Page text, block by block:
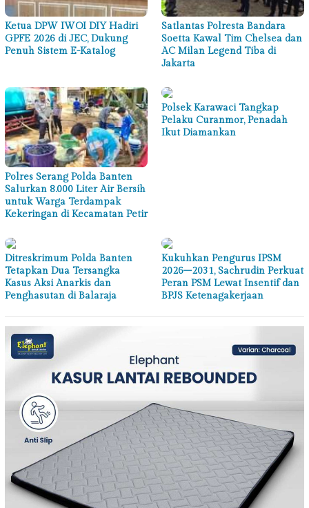
Ketua DPW IWOI DIY Hadiri
GPFE 2026 di JEC, Dukung
Penuh Sistem E-Katalog
Satlantas Polresta Bandara
Soetta Kawal Tim Chelsea dan
AC Milan Legend Tiba di
Jakarta
Polres Serang Polda Banten
Salurkan 8.000 Liter Air Bersih
untuk Warga Terdampak
Kekeringan di Kecamatan Petir
Polsek Karawaci Tangkap
Pelaku Curanmor, Penadah
Ikut Diamankan
Ditreskrimum Polda Banten
Tetapkan Dua Tersangka
Kasus Aksi Anarkis dan
Penghasutan di Balaraja
Kukuhkan Pengurus IPSM
2026–2031, Sachrudin Perkuat
Peran PSM Lewat Insentif dan
BPJS Ketenagakerjaan